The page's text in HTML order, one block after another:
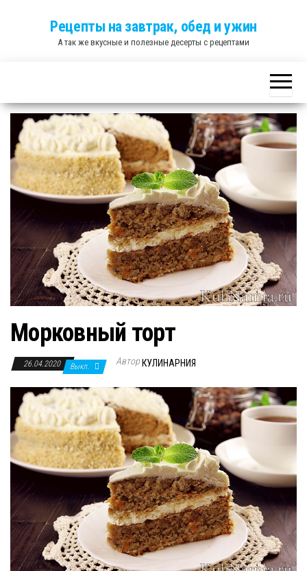
Рецепты на завтрак, обед и ужин
А так же вкусные и полезные десерты с рецептами
Морковный торт
26.04.2020 Выкл. Автор КУЛИНАРНИЯ